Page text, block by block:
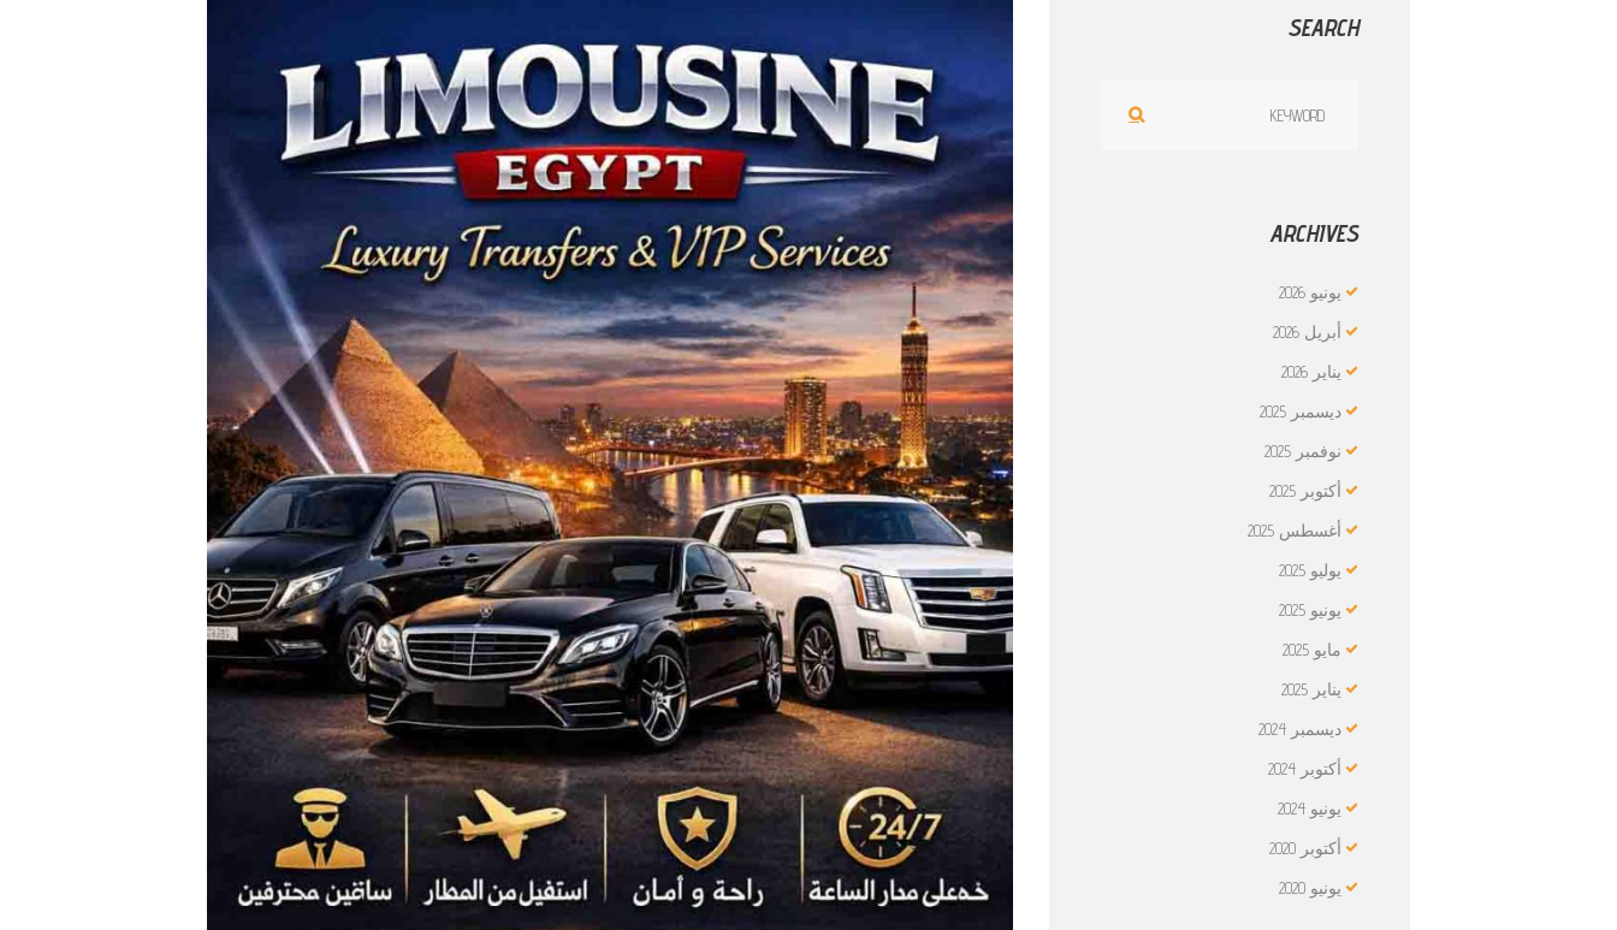
SEARCH
ARCHIVES
يونيو2026
أبريل2026
يناير2026
ديسمبر2025
نوفمبر2025
أكتوبر2025
أغسطس2025
يوليو2025
يونيو2025
مايو2025
يناير2025
ديسمبر2024
أكتوبر2024
يونيو2024
أكتوبر2020
يونيو2020